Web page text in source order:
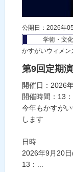
公開日：2026年
学術・文
かすがいウィメン
第9回定期
開催日：2026
開催時間：13
今年もかすが
します
日時
2026年9月20
13：...